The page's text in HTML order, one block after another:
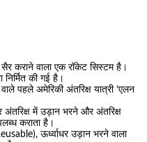
कराने वाला एक रॉकेट सिस्टम है।
निर्मित की गई है।
पहले अमेरिकी अंतरिक्ष यात्री ‘एलन
में उड़ान भरने और अंतरिक्ष
कराता है।
ऊर्ध्वाधर उड़ान भरने वाला